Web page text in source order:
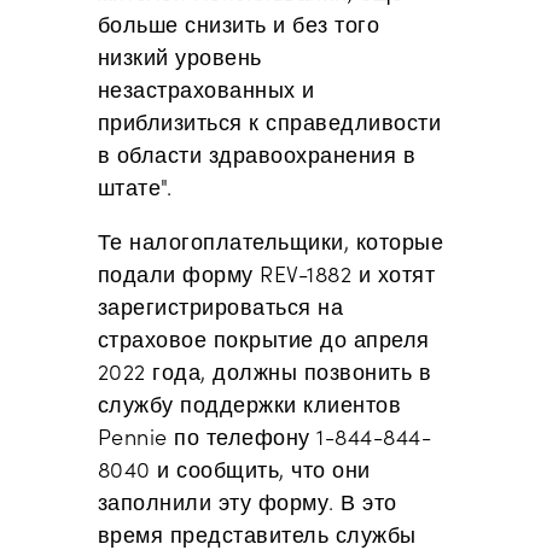
больше снизить и без того
низкий уровень
незастрахованных и
приблизиться к справедливости
в области здравоохранения в
штате".
Те налогоплательщики, которые
подали форму REV-1882 и хотят
зарегистрироваться на
страховое покрытие до апреля
2022 года, должны позвонить в
службу поддержки клиентов
Pennie по телефону 1-844-844-
8040 и сообщить, что они
заполнили эту форму. В это
время представитель службы